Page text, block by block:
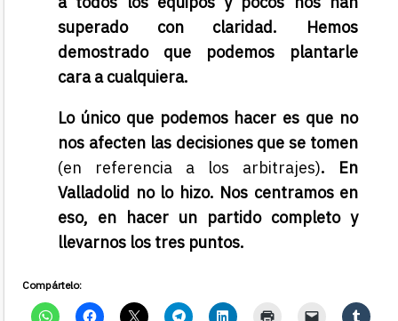
superado con claridad. Hemos
demostrado que podemos plantarle
cara a cualquiera.
Lo único que podemos hacer es que no
nos afecten las decisiones que se tomen
(en referencia a los arbitrajes). En
Valladolid no lo hizo. Nos centramos en
eso, en hacer un partido completo y
llevarnos los tres puntos.
Compártelo: